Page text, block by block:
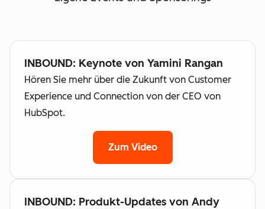
INBOUND: Keynote von Yamini Rangan
Hören Sie mehr über die Zukunft von Customer
Experience und Connection von der CEO von
HubSpot.
Zum Video
INBOUND: Produkt-Updates von Andy